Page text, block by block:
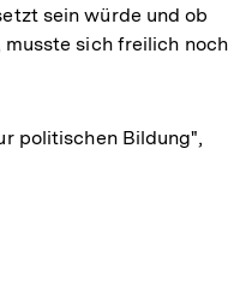
sein würde und ob
sich freilich noch
politischen Bildung",